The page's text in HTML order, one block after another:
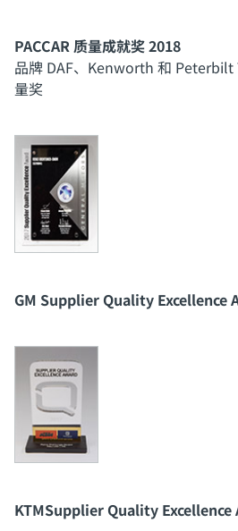
PACCAR 质量成就奖 2018
品牌 DAF、Kenworth 和 Peterbilt
量奖
GM Supplier Quality Excellence
KTMSupplier Quality Excellence